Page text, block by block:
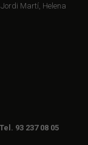
Martí, Helena
93 237 08 05